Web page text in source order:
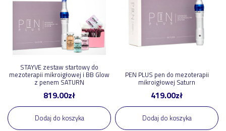
Global Beauty Group S.J. 1
Permanent World 1
1
pokaż więcej
promocja
STAYVE zestaw startowy do
mezoterapii mikroigłowej i BB Glow
z penem SATURN
819.00zł
Dodaj do koszyka
PEN PLUS pen do mezoterapii
mikroigłowej Saturn
419.00zł
Dodaj do koszyka